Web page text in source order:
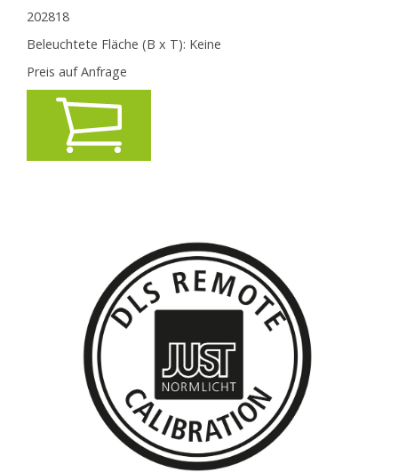
202818
Beleuchtete Fläche (B x T): Keine
Preis auf Anfrage